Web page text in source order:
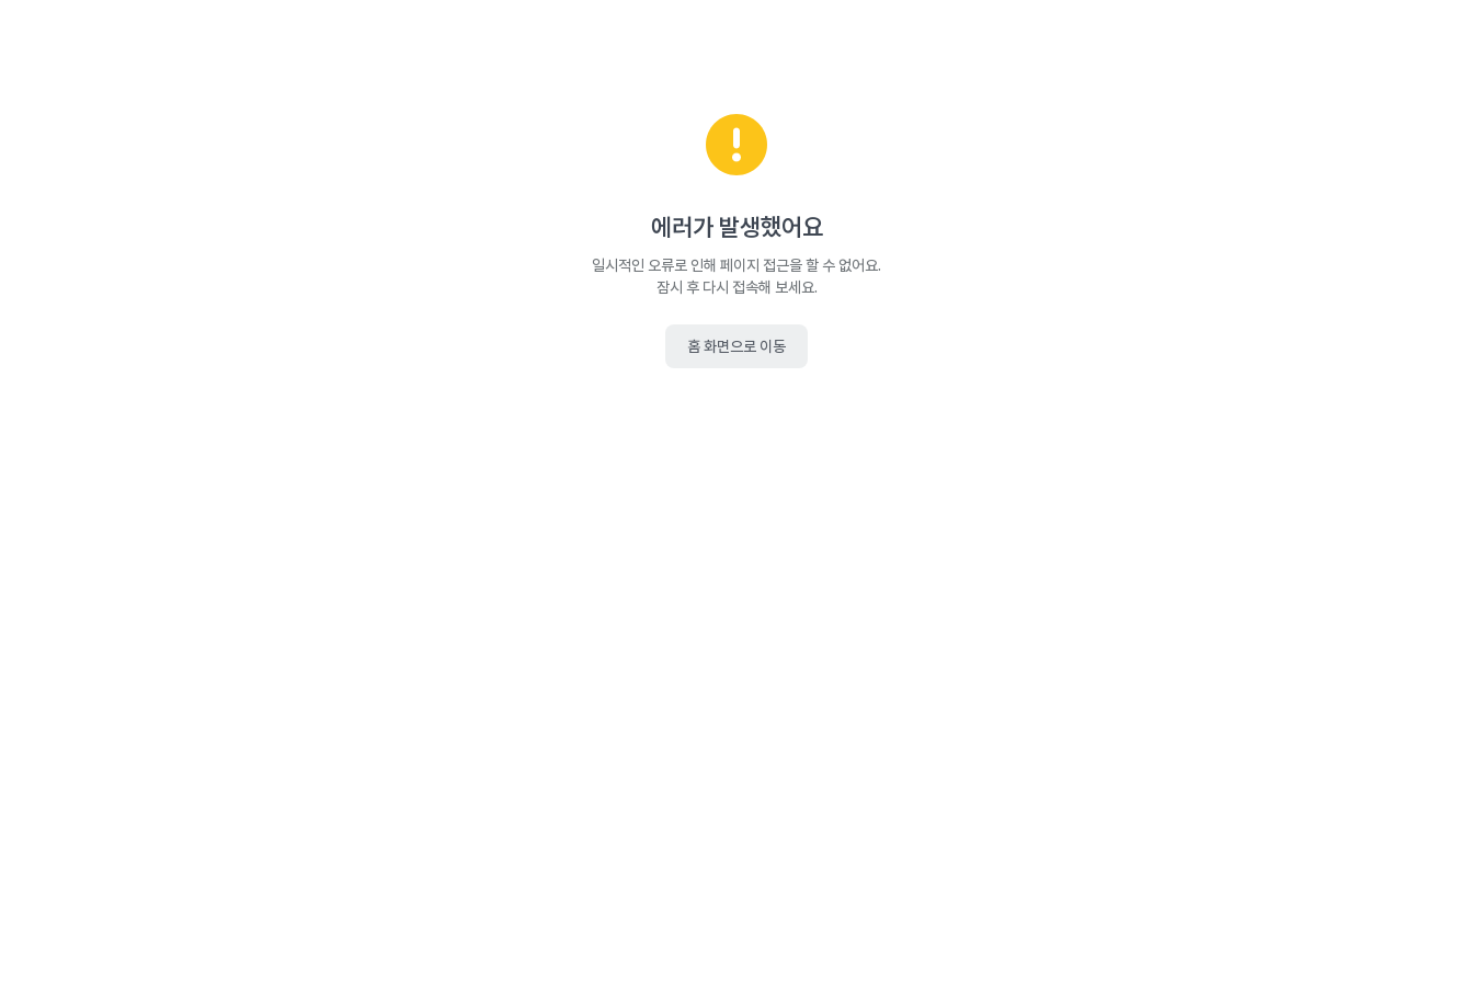
에러가 발생했어요
일시적인 오류로 인해 페이지 접근을 할 수 없어요.
잠시 후 다시 접속해 보세요.
홈 화면으로 이동